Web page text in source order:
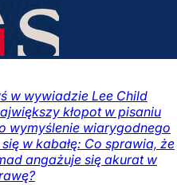
w wywiadzie Lee Child
kłopot w pisaniu
wymyślenie wiarygodnego
w kabałę: Co sprawia, że
angażuje się akurat w